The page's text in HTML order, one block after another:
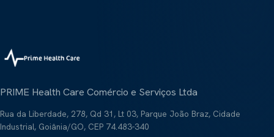
PRIME Health Care Comércio e Serviços Ltda
Rua da Liberdade, 278, Qd 31, Lt 03, Parque João Braz, Cidade
Industrial, Goiânia/GO, CEP 74.483-340